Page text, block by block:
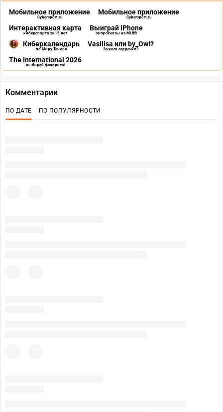
Мобильное приложение
Cybersport.ru
Мобильное приложение
Cybersport.ru
Интерактивная карта
киберспорта за 15 лет
Выиграй iPhone
за прогнозы на MLBB
Киберкалендарь
по Миру Танков
Vasilisa или by_Owl?
За кого сердечко?
The International 2026
выбирай фаворита!
Комментарии
ПО ДАТЕ ПО ПОПУЛЯРНОСТИ